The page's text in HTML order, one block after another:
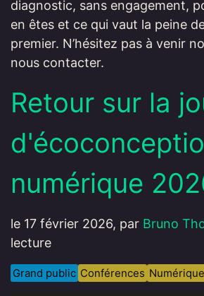
diagnostic, sans engagement,
en êtes et ce qui vaut la peine
premier. N’hésitez pas à venir
nous contacter.
Retour sur la
numérique
le 17 février 2026, par Bruno
lecture
Grand public Conférences